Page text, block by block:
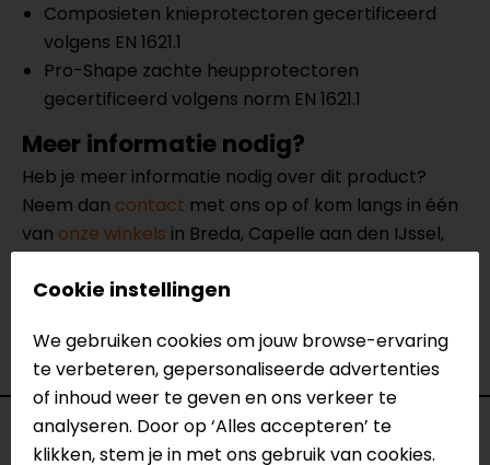
Composieten knieprotectoren gecertificeerd
volgens EN 1621.1
Pro-Shape zachte heupprotectoren
gecertificeerd volgens norm EN 1621.1
Meer informatie nodig?
Heb je meer informatie nodig over dit product?
Neem dan contact met ons op of kom langs in één
van onze winkels in Breda, Capelle aan den IJssel,
het product bekijken & passen en staan onze
Bekijk ook eens onzeandere 2-delige motorpakken
Specificaties
Cookie instellingen
We gebruiken cookies om jouw browse-ervaring
te verbeteren, gepersonaliseerde advertenties
of inhoud weer te geven en ons verkeer te
analyseren. Door op ‘Alles accepteren’ te
klikken, stem je in met ons gebruik van cookies.